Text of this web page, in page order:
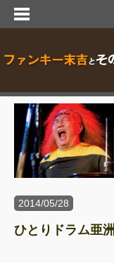
2014/05/28
ひとりドラム亜